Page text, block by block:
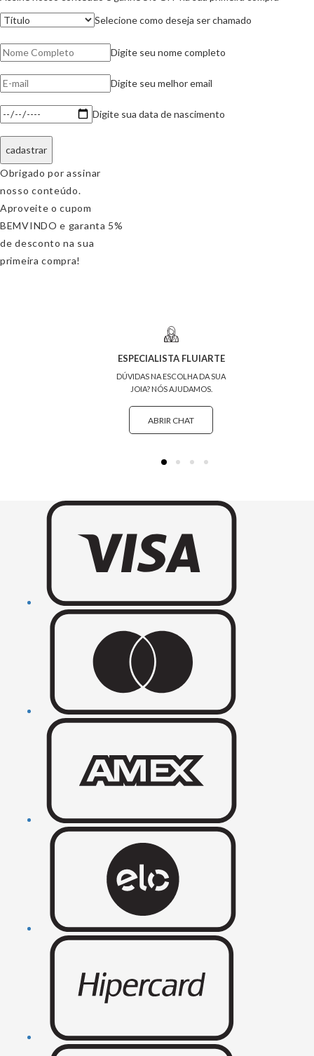
Selecione como deseja ser chamado
Digite seu nome completo
Digite seu melhor email
Digite sua data de nascimento
cadastrar
Obrigado por assinar
nosso conteúdo.
Aproveite o cupom
BEMVINDO e garanta 5%
de desconto na sua
primeira compra!
ESPECIALISTA FLUIARTE
DÚVIDAS NA ESCOLHA DA SUA
JOIA? NÓS AJUDAMOS.
ABRIR CHAT